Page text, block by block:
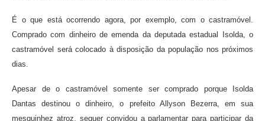
É o que está ocorrendo agora, por exemplo, com o castramóvel.
Comprado com dinheiro de emenda da deputada estadual Isolda, o
castramóvel será colocado à disposição da população nos próximos
dias.
Apesar de o castramóvel somente ser comprado porque Isolda
Dantas destinou o dinheiro, o prefeito Allyson Bezerra, em sua
mesquinhez atroz, sequer convidou a parlamentar para participar da